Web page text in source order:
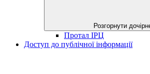
Розгорнути
Протал ІРЦ
Доступ до публічної інформації